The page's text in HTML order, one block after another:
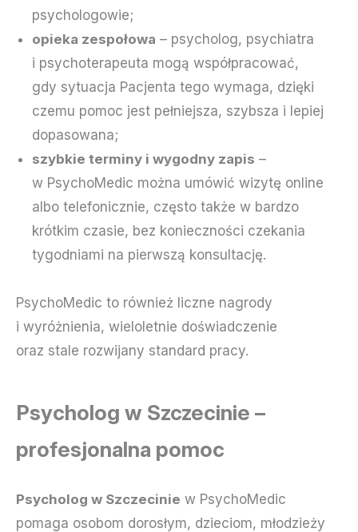
psychologowie;
opieka zespołowa – psycholog, psychiatra
i psychoterapeuta mogą współpracować,
gdy sytuacja Pacjenta tego wymaga, dzięki
czemu pomoc jest pełniejsza, szybsza i lepiej
dopasowana;
szybkie terminy i wygodny zapis –
w PsychoMedic można umówić wizytę online
albo telefonicznie, często także w bardzo
krótkim czasie, bez konieczności czekania
tygodniami na pierwszą konsultację.
PsychoMedic to również liczne nagrody
i wyróżnienia, wieloletnie doświadczenie
oraz stale rozwijany standard pracy.
Psycholog w Szczecinie –
profesjonalna pomoc
Psycholog w Szczecinie w PsychoMedic
pomaga osobom dorosłym, dzieciom, młodzieży